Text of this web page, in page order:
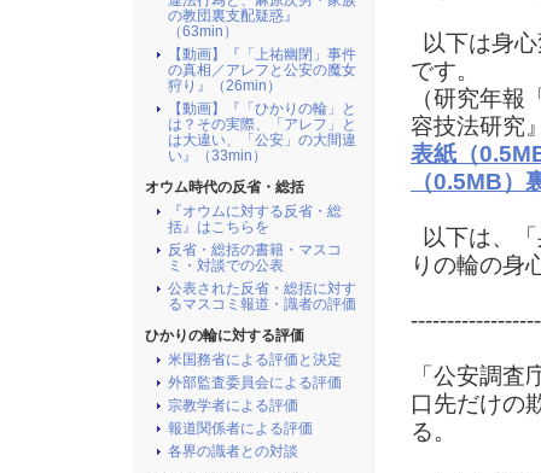
以下は身
です。
（研究年
容技法研究
表紙（
（0.5MB）
以下は、
りの輪の身
「公安調
口先だけの
る。
の教団裏支配疑惑』
（63min）
【動画】『「上祐幽閉」事件
の真相／アレフと公安の魔女
狩り』（26min）
【動画】『「ひかりの輪」と
は？その実際、「アレフ」と
は大違い、「公安」の大間違
い』（33min）
オウム時代の反省・総括
『オウムに対する反省・総
括』はこちらを
反省・総括の書籍・マスコ
ミ・対談での公表
公表された反省・総括に対す
るマスコミ報道・識者の評価
ひかりの輪に対する評価
米国務省による評価と決定
外部監査委員会による評価
宗教学者による評価
報道関係者による評価
各界の識者との対談